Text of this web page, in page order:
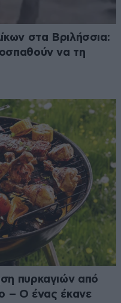
στα Βριλήσσια:
να τη
πυρκαγιών από
– Ο ένας έκανε